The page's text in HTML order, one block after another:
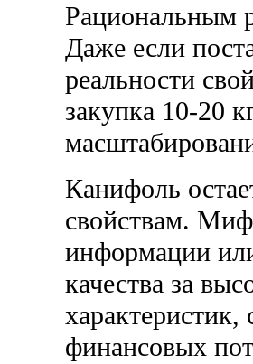
Рациональным
Даже если
реальности
закупка 10-20
Канифоль
свойствам.
информации
качества за
финансовых